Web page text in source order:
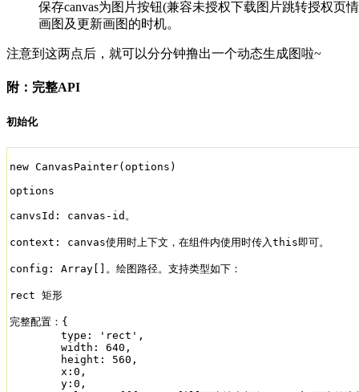
保存canvas为图片按钮(兼容未授权下载图片跳转授权页
画图及更新画图的时机。
注意到这两点后，就可以分分钟撸出一个动态生成图啦~
附：完整API
初始化
new CanvasPainter(options)
options
canvsId: canvas-id。
context: canvas使用时上下文，在组件内使用时传入this即可。
config: Array[]。绘图路径。支持类型如下：
rect 矩形
完整配置：{